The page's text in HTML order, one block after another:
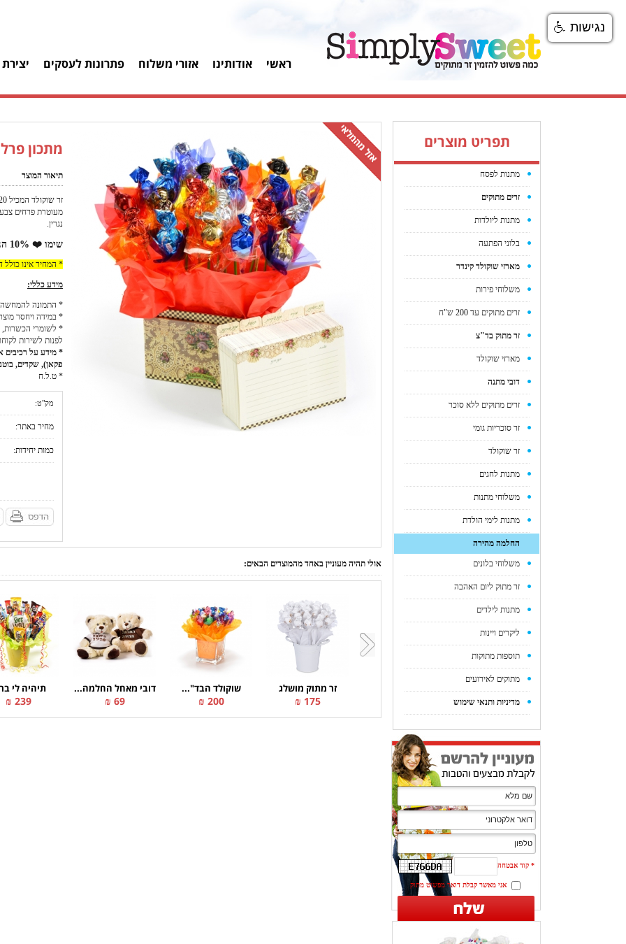
ראשי אודותינו אזורי משלוח פתרונות לעסקים
תפריט מוצרים
מתנות לפסח
זרים מתוקים
מתנות ליולדות
בלוני הפתעה
מארזי שוקולד קינדר
משלוחי פירות
זרים מתוקים עד 200 ש"ח
זר מתוק בד"צ
מארזי שוקולד
דובי מתנה
זרים מתוקים ללא סוכר
זר סוכריות גומי
זר שוקולד
מתנות לחגים
משלוחי מתנות
מתנות לימי הולדת
החלמה מהירה
משלוחי בלונים
זר מתוק ליום האהבה
מתנות לילדים
ליקרים ויינות
תוספות מתוקות
מתוקים לאירועים
מדיניות ותנאי שימוש
* קוד אבטחה
אני מאשר קבלת דואר מפשוט מתוק
מתכון
תיאור המוצר
מעוטרת פרחים
נגרין.
שימו ❤️ 10% הנחה למזמינים באתר!
* המחיר אינו
מידע כללי:
* התמונה
* במידה ויחסר
* לשומרי הכשרות,
לפנות לשירות
* מידע על רכיבים
פקאן), שקדים,
* ט.ל.ח
מק"ט:
מחיר באתר:
כמות יחידות:
אולי תהיה מעוניין באחד מהמוצרים הבאים:
זר מתוק מושלג
175 ₪
שוקולד הבד"...
200 ₪
דובי מאחל החלמה...
69 ₪
תיהיה לי
239 ₪
נגישות